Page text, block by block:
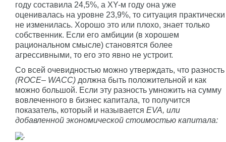
году составила 24,5%, а XY-м году она уже
оценивалась на уровне 23,9%, то ситуация практически
не изменилась. Хорошо это или плохо, знает только
собственник. Если его амбиции (в хорошем
рациональном смысле) становятся более
агрессивными, то его это явно не устроит.
Со всей очевидностью можно утверждать, что разность
(ROCE– WACC) должна быть положительной и как
можно большой. Если эту разность умножить на сумму
вовлеченного в бизнес капитала, то получится
показатель, который и называется EVA, или
добавленной экономической стоимостью капитала:
.